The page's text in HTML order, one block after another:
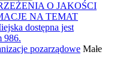
O JAKOŚCI
NA TEMAT
dostępna jest
986.
pozarządowe Małe